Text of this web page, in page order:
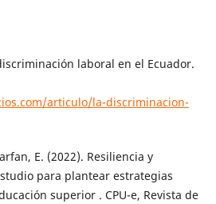
laboral en el Ecuador.
articulo/la-discriminacion-
E. (2022). Resiliencia y
para plantear estrategias
superior . CPU-e, Revista de